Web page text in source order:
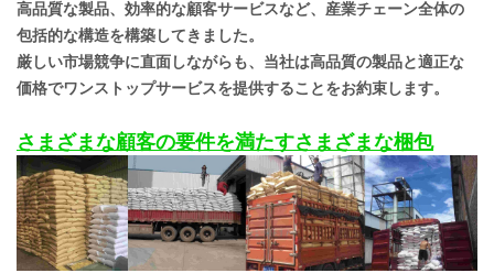
高品質な製品、効率的な顧客サービスなど、産業チェーン全体の
包括的な構造を構築してきました。
厳しい市場競争に直面しながらも、当社は高品質の製品と適正な
価格でワンストップサービスを提供することをお約束します。
さまざまな顧客の要件を満たすさまざまな梱包